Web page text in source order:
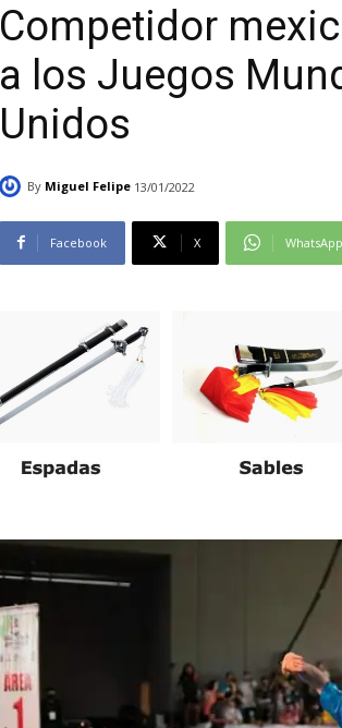
Competidor
a los Juegos
Unidos
By Miguel Felipe 13/01/2022
Facebook X WhatsApp